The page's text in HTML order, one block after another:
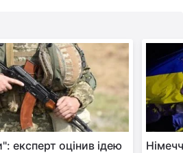
експерт оцінив ідею